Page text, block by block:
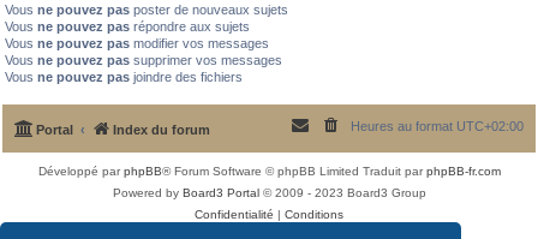
Vous ne pouvez pas poster de nouveaux sujets
Vous ne pouvez pas répondre aux sujets
Vous ne pouvez pas modifier vos messages
Vous ne pouvez pas supprimer vos messages
Vous ne pouvez pas joindre des fichiers
Portal Index du forum Heures au format UTC+02:00
Développé parphpBB® Forum Software © phpBB Limited Traduit parphpBB-fr.com
Powered by Board3 Portal© 2009 - 2023 Board3 Group
Confidentialité | Conditions